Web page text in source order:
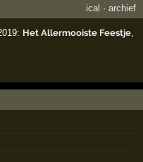
ical · archief
Het Allermooiste Feestje